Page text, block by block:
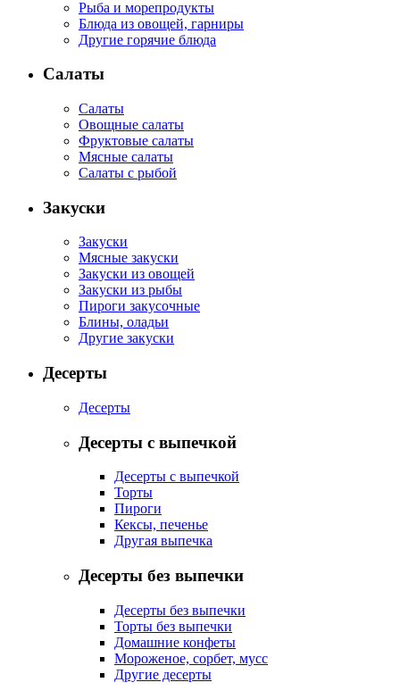
Рыба и морепродукты
Блюда из овощей, гарниры
Другие горячие блюда
Салаты
Салаты
Овощные салаты
Фруктовые салаты
Мясные салаты
Салаты с рыбой
Закуски
Закуски
Мясные закуски
Закуски из овощей
Закуски из рыбы
Пироги закусочные
Блины, оладьи
Другие закуски
Десерты
Десерты
Десерты с выпечкой
Десерты с выпечкой
Торты
Пироги
Кексы, печенье
Другая выпечка
Десерты без выпечки
Десерты без выпечки
Торты без выпечки
Домашние конфеты
Мороженое, сорбет, мусс
Другие десерты